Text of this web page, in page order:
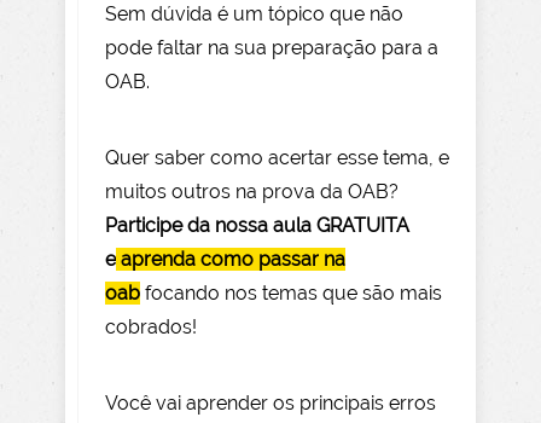
Sem dúvida é um tópico que não
pode faltar na sua preparação para a
OAB.
Quer saber como acertar esse tema, e
muitos outros na prova da OAB?
Participe da nossa aula GRATUITA
e aprenda como passar na
oab focando nos temas que são mais
cobrados!
Você vai aprender os principais erros